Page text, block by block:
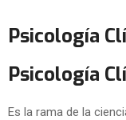
Psicología
Psicología
Es la rama de la